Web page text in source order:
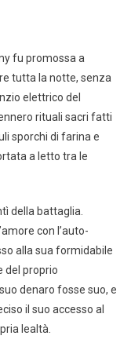
fu promossa a
tutta la notte, senza
elettrico del
rituali sacri fatti
sporchi di farina e
a letto tra le
della battaglia.
con l’auto-
alla sua formidabile
del proprio
denaro fosse suo, e
il suo accesso al
lealtà.